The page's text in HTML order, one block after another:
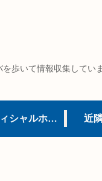
歩いて情報収集してい
USJオフィシャルホテル 近